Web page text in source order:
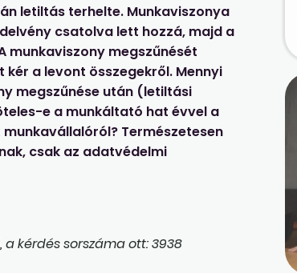
letiltás terhelte. Munkaviszonya
csatolva lett hozzá, majd a
munkaviszony megszűnését
a levont összegekről. Mennyi
megszűnése után (letiltási
e a munkáltató hat évvel a
Természetesen
csak az adatvédelmi
a kérdés sorszáma ott: 3938